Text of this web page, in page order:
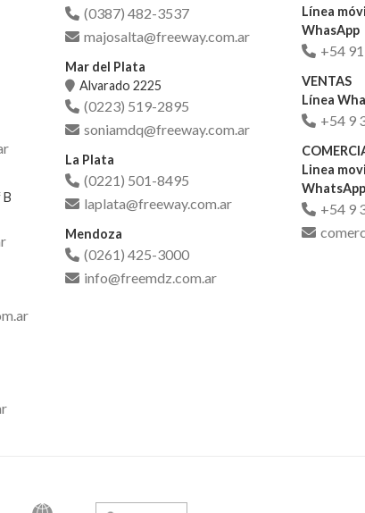
B
(0387) 482-3537
majosalta@freeway.com.ar
Mar del Plata
Alvarado 2225
(0223) 519-2895
soniamdq@freeway.com.ar
La Plata
(0221) 501-8495
laplata@freeway.com.ar
Mendoza
(0261) 425-3000
info@freemdz.com.ar
Línea
WhasApp
+54
VENTAS
Línea
+54 9
Linea
WhatsApp
+54 9